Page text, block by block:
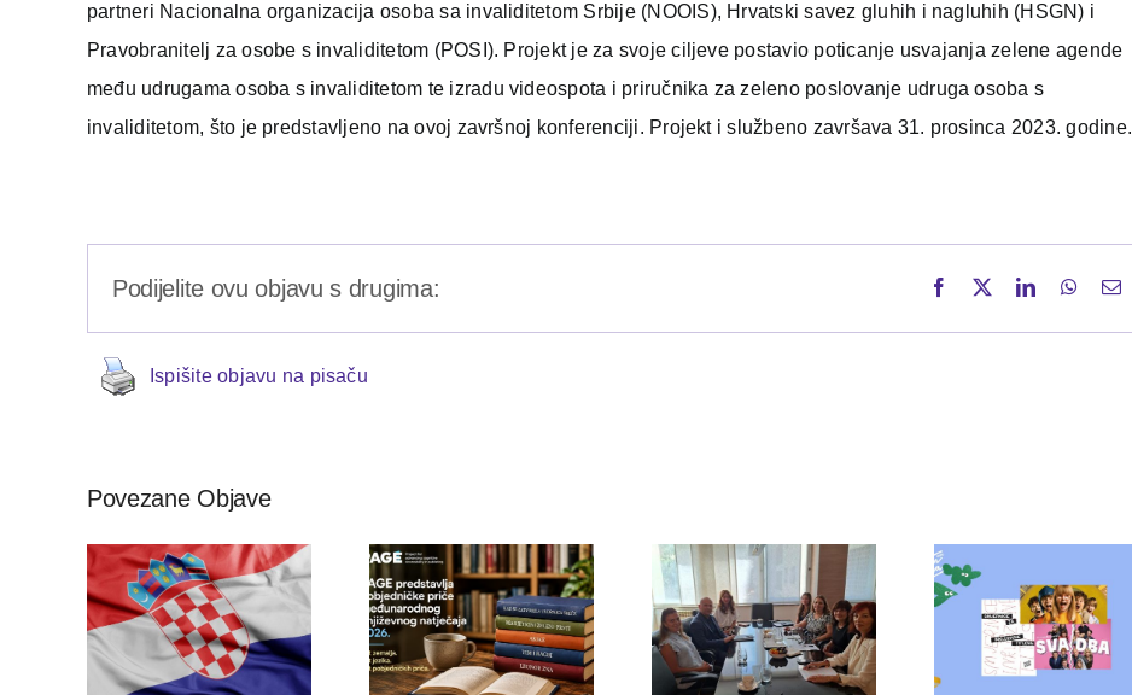
partneri Nacionalna organizacija osoba sa invaliditetom Srbije (NOOIS), Hrvatski savez gluhih i nagluhih (HSGN) i
Pravobranitelj za osobe s invaliditetom (POSI). Projekt je za svoje ciljeve postavio poticanje usvajanja zelene agende
među udrugama osoba s invaliditetom te izradu videospota i priručnika za zeleno poslovanje udruga osoba s
invaliditetom, što je predstavljeno na ovoj završnoj konferenciji. Projekt i službeno završava 31. prosinca 2023. godine.
Podijelite ovu objavu s drugima:
Ispišite objavu na pisaču
Povezane Objave